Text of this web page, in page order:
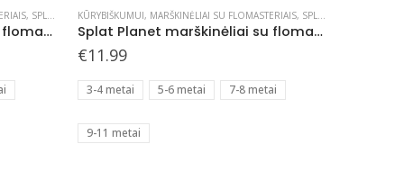
, SPLAT PLANET - KURIAME
Splat Planet marškinėliai su flomasteriais, Zoologijos sodas
has
multiple
variants.
options
be
KŪRYBIŠKUMUI, MARŠKINĖLIAI SU FLOMASTERIAIS, SPLAT PLANET - KURIAME
Splat Planet marškinėliai su flomasteriais, Undinėlė
€11.99
3-4 metai 5-6 metai 7-8 metai
9-11 metai